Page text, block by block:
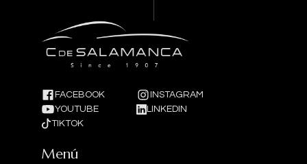
FACEBOOK
INSTAGRAM
YOUTUBE
LINKEDIN
TIKTOK
Menú